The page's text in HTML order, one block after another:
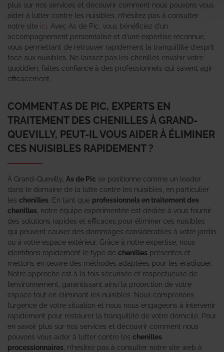
plus sur nos services et découvrir comment nous pouvons vous
aider à lutter contre les nuisibles, n’hésitez pas à consulter
notre site ici . Avec As de Pic, vous bénéficiez d’un
accompagnement personnalisé et d’une expertise reconnue,
vous permettant de retrouver rapidement la tranquillité d’esprit
face aux nuisibles. Ne laissez pas les chenilles envahir votre
quotidien, faites confiance à des professionnels qui savent agir
efficacement.
COMMENT AS DE PIC, EXPERTS EN
TRAITEMENT DES CHENILLES À GRAND-
QUEVILLY, PEUT-IL VOUS AIDER À ÉLIMINER
CES NUISIBLES RAPIDEMENT ?
À Grand-Quevilly, As de Pic se positionne comme un leader
dans le domaine de la lutte contre les nuisibles, en particulier
les chenilles . En tant que professionnels en traitement des
chenilles , notre équipe expérimentée est dédiée à vous fournir
des solutions rapides et efficaces pour éliminer ces nuisibles
qui peuvent causer des dommages considérables à votre jardin
ou à votre espace extérieur. Grâce à notre expertise, nous
identifions rapidement le type de chenilles présentes et
mettons en œuvre des méthodes adaptées pour les éradiquer.
Notre approche est à la fois sécurisée et respectueuse de
l’environnement, garantissant ainsi la protection de votre
espace tout en éliminant les nuisibles. Nous comprenons
l’urgence de votre situation et nous nous engageons à intervenir
rapidement pour restaurer la tranquillité de votre domicile. Pour
en savoir plus sur nos services et découvrir comment nous
pouvons vous aider à lutter contre les chenilles
processionnaires , n’hésitez pas à consulter notre site web à